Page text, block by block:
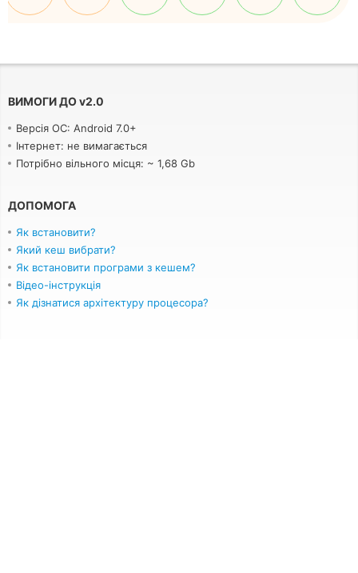
ВИМОГИ ДОv2.0
Версія ОС: Android 7.0+
Інтернет: не вимагається
Потрібно вільного місця: ~ 1,68 Gb
ДОПОМОГА
Як встановити?
Який кеш вибрати?
Як встановити програми з кешем?
Відео-інструкція
Як дізнатися архітектуру процесора?